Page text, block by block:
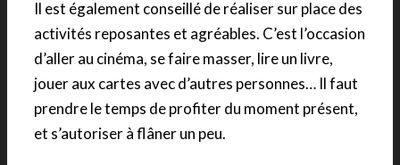
Il est également conseillé de réaliser sur place des
activités reposantes et agréables. C’est l’occasion
d’aller au cinéma, se faire masser, lire un livre,
jouer aux cartes avec d’autres personnes… Il faut
prendre le temps de profiter du moment présent,
et s’autoriser à flâner un peu.